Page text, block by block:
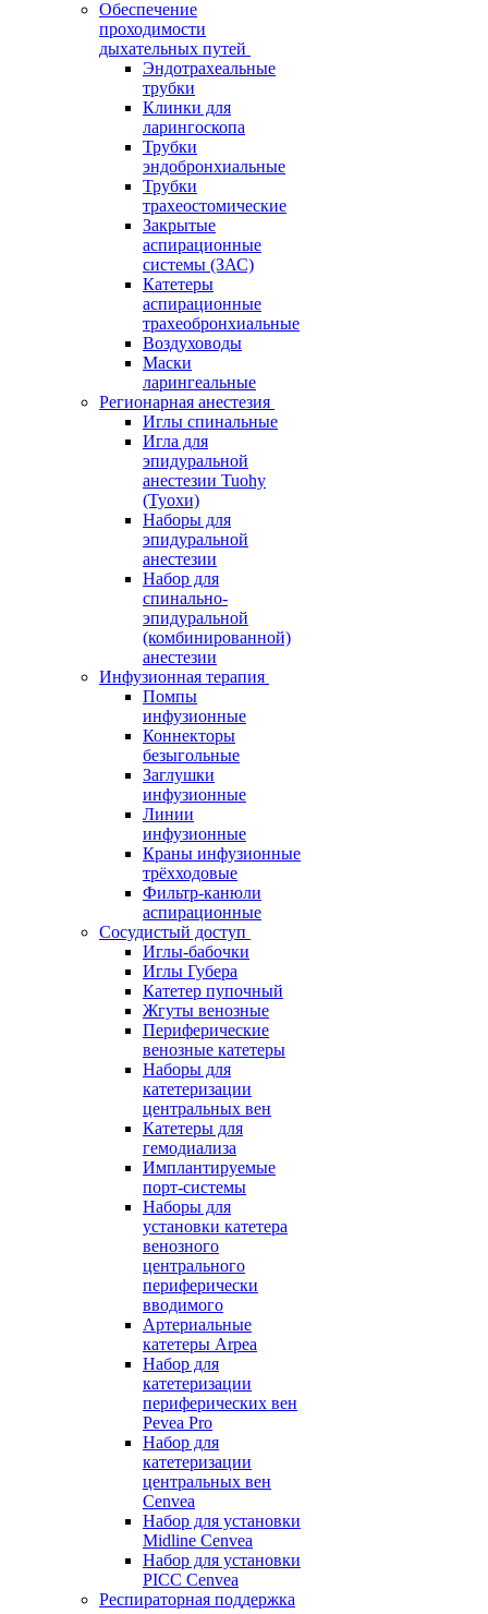
Обеспечение
проходимости
дыхательных путей
Эндотрахеальные
трубки
Клинки для
ларингоскопа
Трубки
эндобронхиальные
Трубки
трахеостомические
Закрытые
аспирационные
системы (ЗАС)
Катетеры
аспирационные
трахеобронхиальные
Воздуховоды
Маски
ларингеальные
Регионарная анестезия
Иглы спинальные
Игла для
эпидуральной
анестезии Tuohy
(Туохи)
Наборы для
эпидуральной
анестезии
Набор для
спинально-
эпидуральной
(комбинированной)
анестезии
Инфузионная терапия
Помпы
инфузионные
Коннекторы
безыгольные
Заглушки
инфузионные
Линии
инфузионные
Краны инфузионные
трёхходовые
Фильтр-канюли
аспирационные
Сосудистый доступ
Иглы-бабочки
Иглы Губера
Катетер пупочный
Жгуты венозные
Периферические
венозные катетеры
Наборы для
катетеризации
центральных вен
Катетеры для
гемодиализа
Имплантируемые
порт‑системы
Наборы для
установки катетера
венозного
центрального
периферически
вводимого
Артериальные
катетеры Arpea
Набор для
катетеризации
периферических вен
Pevea Pro
Набор для
катетеризации
центральных вен
Cenvea
Набор для установки
Midline Cenvea
Набор для установки
PICC Cenvea
Респираторная поддержка